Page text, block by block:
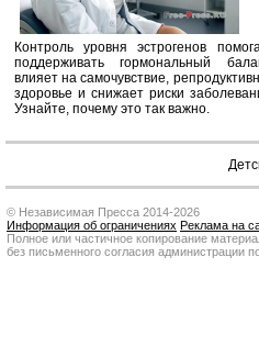
Контроль уровня эстрогенов
поддерживать гормональный
влияет на самочувствие,
здоровье и снижает риски
Узнайте, почему это так важно.
© Независимая Пресса 2014-2026
Информация об ограничениях Реклама на
Полное или частичное копирование
без письменного согласия администрации